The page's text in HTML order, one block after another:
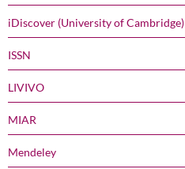
iDiscover (University of Cambridge)
ISSN
LIVIVO
MIAR
Mendeley